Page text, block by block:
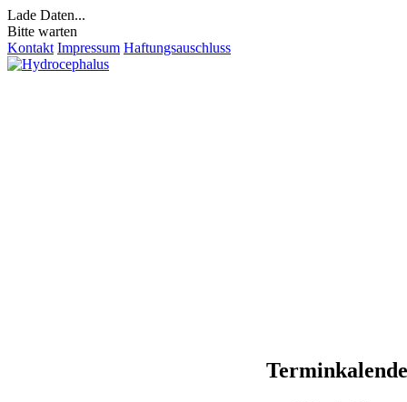
Lade Daten...
Bitte warten
Kontakt Impressum Haftungsauschluss